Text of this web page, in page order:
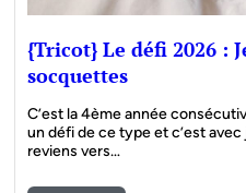
{Tricot} Le défi 2026 :
socquettes
C’est la 4ème année
un défi de ce type et c’est
reviens vers…